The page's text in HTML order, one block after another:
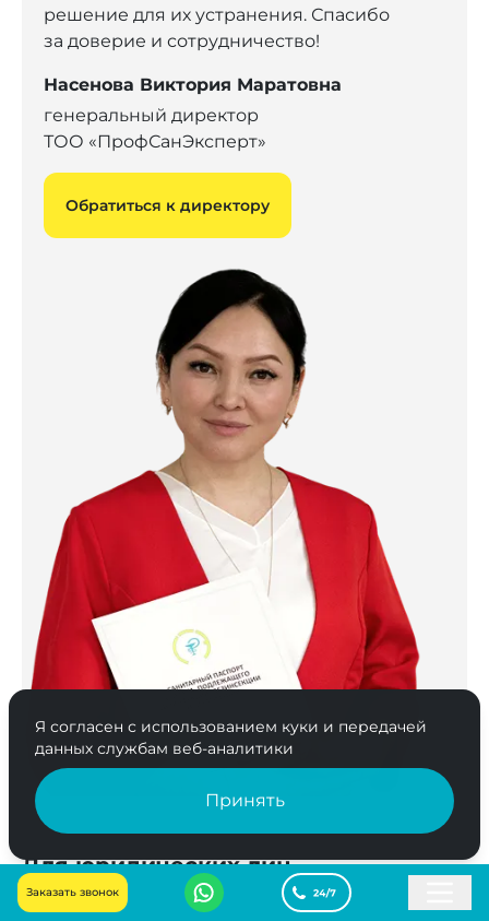
Заказать звонок
решение для их устранения. Спасибо
за доверие и сотрудничество!
Насенова Виктория Маратовна
генеральный директор
ТОО «ПрофСанЭксперт»
Обратиться к директору
Для юридических лиц
Я согласен с использованием куки и передачей
данных службам веб-аналитики
Принять